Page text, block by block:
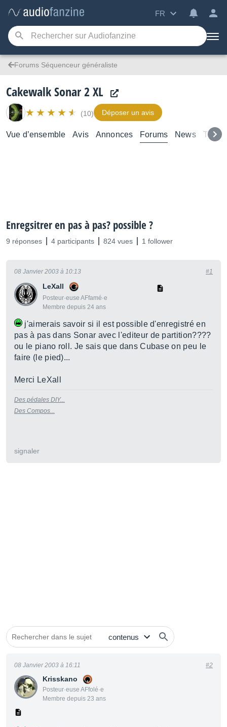
FR
Forums Séquenceur généraliste
Cakewalk Sonar 2 XL
(10) Déposer un avis
Vue d’ensemble Avis Annonces Forums News Test
Enregsitrer en pas à pas? possible ?
9 réponses 4 participants 824 vues 1 follower
LeXall
Posteur·euse AFfamé·e
Membre depuis 24 ans
08 Janvier 2003 à 10:13 #1
j'aimerais savoir si il est possible d'enregistré en
pas à pas dans Sonar avec l'editeur de partition????
ou le piano roll. Je sais que dans Cubase on peu le
faire (le pied)...
Merci LeXall
Des pédales DIY...
Des Compos...
signaler
Krisskano
Posteur·euse AFfolé·e
Membre depuis 23 ans
08 Janvier 2003 à 16:11 #2